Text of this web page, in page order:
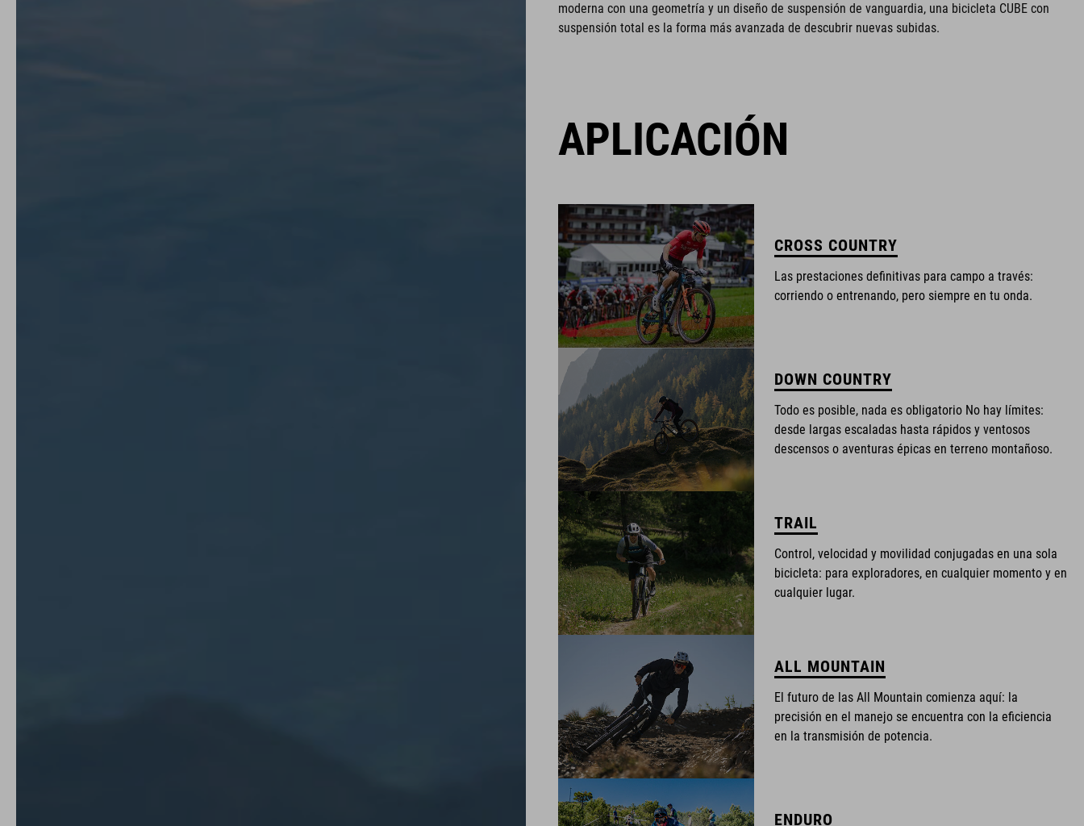
moderna con una geometría y un diseño de suspensión de vanguardia, una bicicleta CUBE con
suspensión total es la forma más avanzada de descubrir nuevas subidas.
APLICACIÓN
CROSS COUNTRY
Las prestaciones definitivas para campo a través:
corriendo o entrenando, pero siempre en tu onda.
DOWN COUNTRY
Todo es posible, nada es obligatorio No hay límites:
desde largas escaladas hasta rápidos y ventosos
descensos o aventuras épicas en terreno montañoso.
TRAIL
Control, velocidad y movilidad conjugadas en una sola
bicicleta: para exploradores, en cualquier momento y en
cualquier lugar.
ALL MOUNTAIN
El futuro de las All Mountain comienza aquí: la
precisión en el manejo se encuentra con la eficiencia
en la transmisión de potencia.
ENDURO